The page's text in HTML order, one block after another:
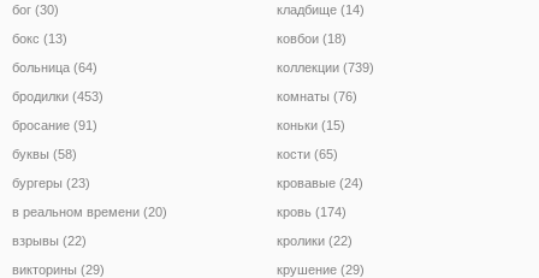
бог (30)
бокс (13)
больница (64)
бродилки (453)
бросание (91)
буквы (58)
бургеры (23)
в реальном времени (20)
взрывы (22)
викторины (29)
кладбище (14)
ковбои (18)
коллекции (739)
комнаты (76)
коньки (15)
кости (65)
кровавые (24)
кровь (174)
кролики (22)
крушение (29)